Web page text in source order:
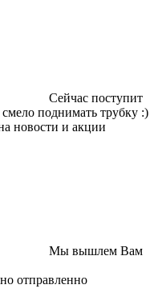
Сейчас поступит
поднимать трубку :)
новости и акции
Мы вышлем Вам
отправленно